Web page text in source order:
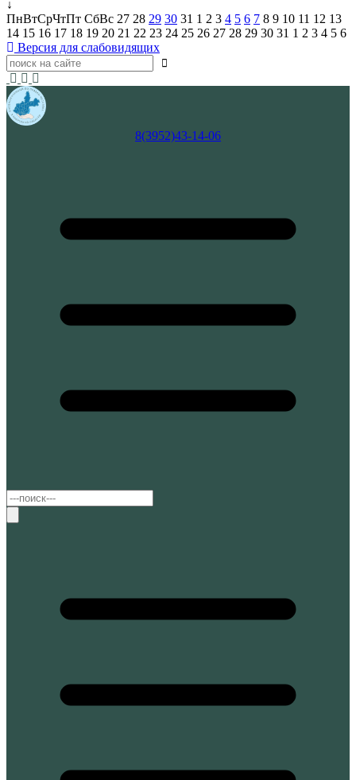
↓
ПнВтСрЧтПт СбВс 27 28 29 30 31 1 2 3 4 5 6 7 8 9 10 11 12 13
14 15 16 17 18 19 20 21 22 23 24 25 26 27 28 29 30 31 1 2 3 4 5 6
Версия для слабовидящих
8(3952)43-14-06